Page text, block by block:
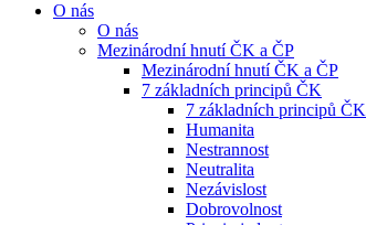
O nás
O nás
Mezinárodní hnutí ČK a ČP
Mezinárodní hnutí ČK a ČP
7 základních principů ČK
7 základních principů ČK
Humanita
Nestrannost
Neutralita
Nezávislost
Dobrovolnost